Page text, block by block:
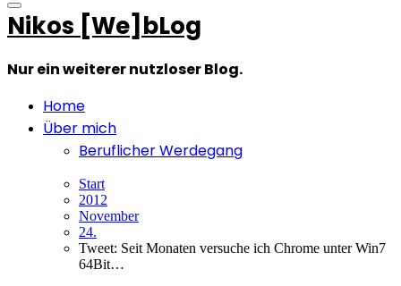
Nikos [We]bLog
Nur ein weiterer nutzloser Blog.
Home
Über mich
Beruflicher Werdegang
Start
2012
November
24.
Tweet: Seit Monaten versuche ich Chrome unter Win7
64Bit…